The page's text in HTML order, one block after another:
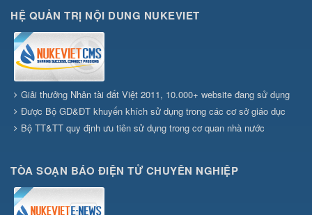
HỆ QUẢN TRỊ NỘI DUNG NUKEVIET
Giải thưởng Nhân tài đất Việt 2011, 10.000+ website đang sử dụng
Được Bộ GD&ĐT khuyến khích sử dụng trong các cơ sở giáo dục
Bộ TT&TT quy định ưu tiên sử dụng trong cơ quan nhà nước
TÒA SOẠN BÁO ĐIỆN TỬ CHUYÊN NGHIỆP